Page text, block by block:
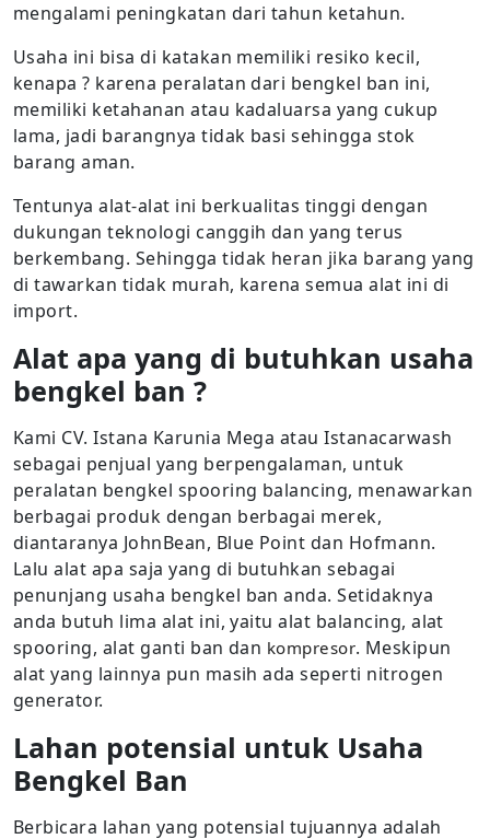
mengalami peningkatan dari tahun ketahun.
Usaha ini bisa di katakan memiliki resiko kecil,
kenapa ? karena peralatan dari bengkel ban ini,
memiliki ketahanan atau kadaluarsa yang cukup
lama, jadi barangnya tidak basi sehingga stok
barang aman.
Tentunya alat-alat ini berkualitas tinggi dengan
dukungan teknologi canggih dan yang terus
berkembang. Sehingga tidak heran jika barang yang
di tawarkan tidak murah, karena semua alat ini di
import.
Alat apa yang di butuhkan usaha
bengkel ban ?
Kami CV. Istana Karunia Mega atau Istanacarwash
sebagai penjual yang berpengalaman, untuk
peralatan bengkel spooring balancing, menawarkan
berbagai produk dengan berbagai merek,
diantaranya JohnBean, Blue Point dan Hofmann.
Lalu alat apa saja yang di butuhkan sebagai
penunjang usaha bengkel ban anda. Setidaknya
anda butuh lima alat ini, yaitu alat balancing, alat
spooring, alat ganti ban dan kompresor. Meskipun
alat yang lainnya pun masih ada seperti nitrogen
generator.
Lahan potensial untuk Usaha
Bengkel Ban
Berbicara lahan yang potensial tujuannya adalah